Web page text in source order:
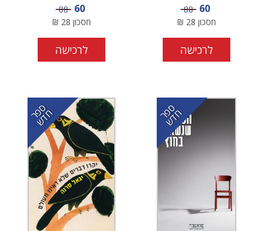
מחיר מבצע
60 מחיר
88
חסכון 28
₪
לרכישה
מחיר מבצע
60 מחיר
88
חסכון 28
₪
לרכישה
ס
פ
ר
ח
ד
ש ס
פ
ר
ח
ד
ש